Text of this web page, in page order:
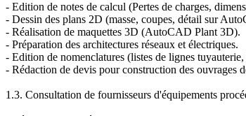
- Edition de notes de calcul (Pertes de charges,
- Dessin des plans 2D (masse, coupes, détail sur
- Réalisation de maquettes 3D (AutoCAD Plant 3D).
- Préparation des architectures réseaux et électriques.
- Edition de nomenclatures (listes de lignes
- Rédaction de devis pour construction des ouvrages
1.3. Consultation de fournisseurs d'équipements